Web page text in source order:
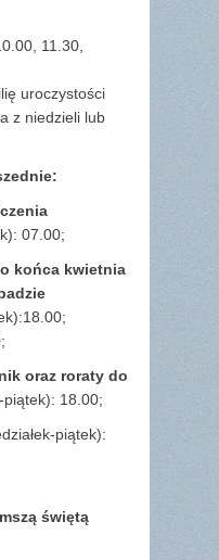
11.30,
uroczystości
z niedzieli lub
07.00;
końca kwietnia
oraz roraty do
piątek): 18.00;
piątek):
świętą